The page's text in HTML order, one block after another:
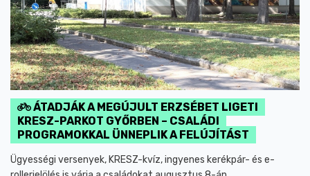
ÁTADJÁK A MEGÚJULT ERZSÉBET LIGETI
KRESZ-PARKOT GYŐRBEN – CSALÁDI
PROGRAMOKKAL ÜNNEPLIK A FELÚJÍTÁST
Ügyességi versenyek, KRESZ-kvíz, ingyenes kerékpár- és e-